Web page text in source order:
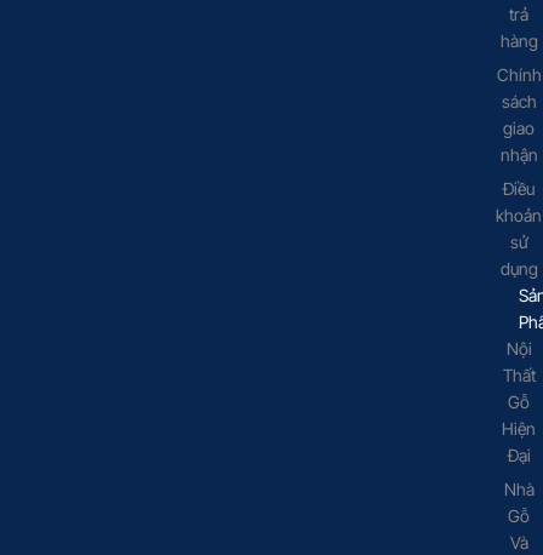
trả
hàng
Chính
sách
giao
nhận
Điều
khoản
sử
dụng
Nội
Thất
Gỗ
Hiện
Đại
Nhà
Gỗ
Và